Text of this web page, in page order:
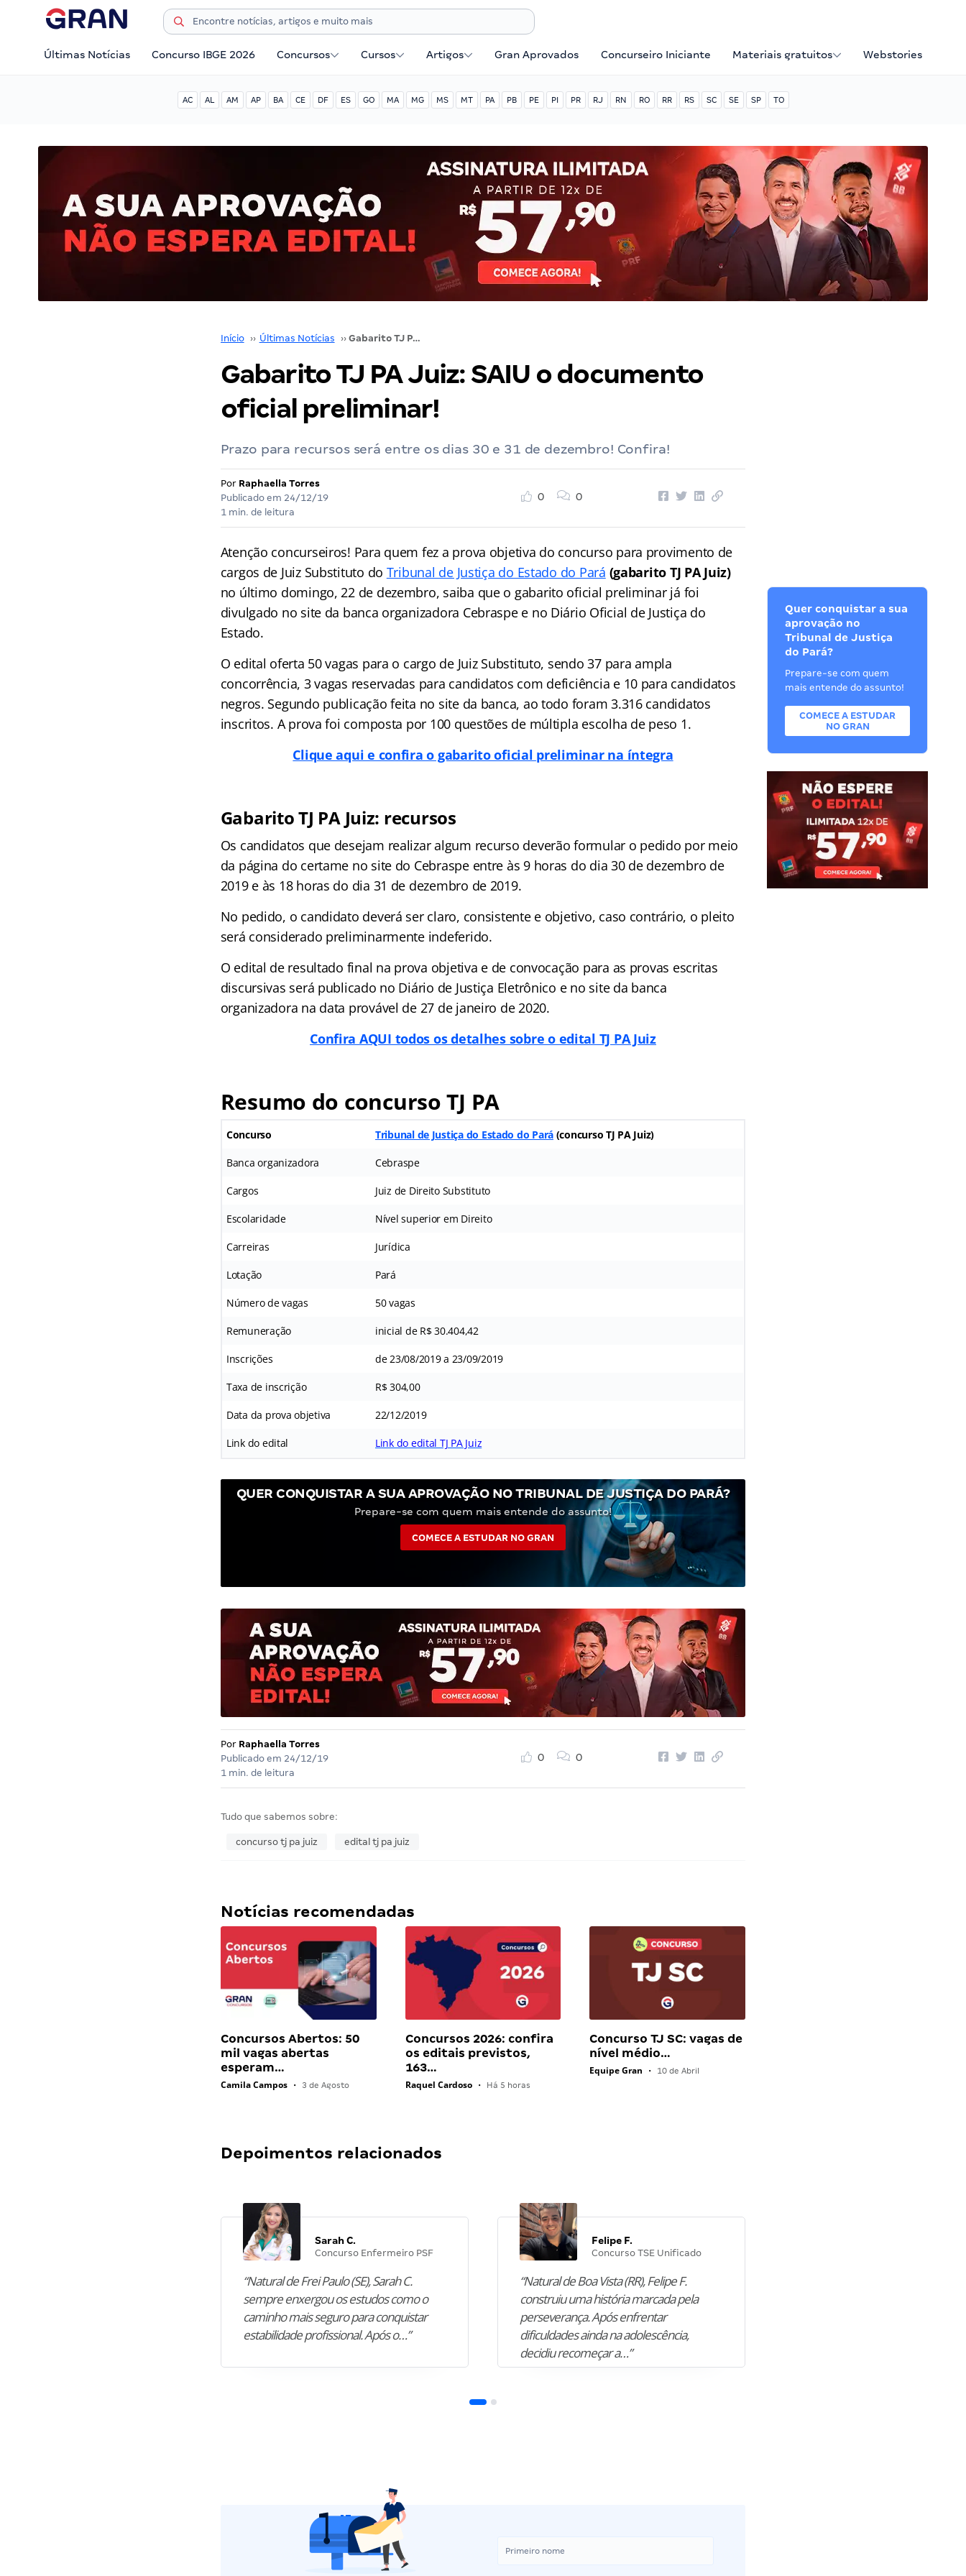
Últimas Notícias Concurso IBGE 2026 Concursos Cursos Artigos Gran Aprovados Concurseiro Iniciante Materiais gratuitos Webstories
AC AL AM AP BA CE DF ES GO MA MG MS MT PA PB PE PI PR RJ RN RO RR RS SC SE SP TO
Início ›› Últimas Notícias ›› Gabarito TJ PA Juiz: SAIU o documento oficial preliminar!
Gabarito TJ PA Juiz: SAIU o documento
oficial preliminar!
Prazo para recursos será entre os dias 30 e 31 de dezembro! Confira!
Por Raphaella Torres
Publicado em 24/12/19
1 min. de leitura
0 0
Atenção concurseiros! Para quem fez a prova objetiva do concurso para provimento de
cargos de Juiz Substituto do Tribunal de Justiça do Estado do Pará (gabarito TJ PA Juiz)
no último domingo, 22 de dezembro, saiba que o gabarito oficial preliminar já foi
divulgado no site da banca organizadora Cebraspe e no Diário Oficial de Justiça do
Estado.
O edital oferta 50 vagas para o cargo de Juiz Substituto, sendo 37 para ampla
concorrência, 3 vagas reservadas para candidatos com deficiência e 10 para candidatos
negros. Segundo publicação feita no site da banca, ao todo foram 3.316 candidatos
inscritos. A prova foi composta por 100 questões de múltipla escolha de peso 1.
Clique aqui e confira o gabarito oficial preliminar na íntegra
Gabarito TJ PA Juiz: recursos
Os candidatos que desejam realizar algum recurso deverão formular o pedido por meio
da página do certame no site do Cebraspe entre às 9 horas do dia 30 de dezembro de
2019 e às 18 horas do dia 31 de dezembro de 2019.
No pedido, o candidato deverá ser claro, consistente e objetivo, caso contrário, o pleito
será considerado preliminarmente indeferido.
O edital de resultado final na prova objetiva e de convocação para as provas escritas
discursivas será publicado no Diário de Justiça Eletrônico e no site da banca
organizadora na data provável de 27 de janeiro de 2020.
Confira AQUI todos os detalhes sobre o edital TJ PA Juiz
Resumo do concurso TJ PA
Concurso Tribunal de Justiça do Estado do Pará (concurso TJ PA Juiz)
Banca organizadora Cebraspe
Cargos Juiz de Direito Substituto
Escolaridade Nível superior em Direito
Carreiras Jurídica
Lotação Pará
Número de vagas 50 vagas
Remuneração inicial de R$ 30.404,42
Inscrições de 23/08/2019 a 23/09/2019
Taxa de inscrição R$ 304,00
Data da prova objetiva 22/12/2019
Link do edital Link do edital TJ PA Juiz
QUER CONQUISTAR A SUA APROVAÇÃO NO TRIBUNAL DE JUSTIÇA DO PARÁ?
Prepare-se com quem mais entende do assunto!
COMECE A ESTUDAR NO GRAN
Por Raphaella Torres
Publicado em 24/12/19
1 min. de leitura
0 0
Tudo que sabemos sobre:
concurso tj pa juiz edital tj pa juiz
Notícias recomendadas
Concursos Abertos: 50
mil vagas abertas
esperam…
Camila Campos • 3 de Agosto
Concursos 2026: confira
os editais previstos,
163…
Raquel Cardoso • Há 5 horas
Concurso TJ SC: vagas de
nível médio…
Equipe Gran • 10 de Abril
Depoimentos relacionados
Sarah C.
Concurso Enfermeiro PSF
“Natural de Frei Paulo (SE), Sarah C.
sempre enxergou os estudos como o
caminho mais seguro para conquistar
estabilidade profissional. Após o…”
Felipe F.
Concurso TSE Unificado
“Natural de Boa Vista (RR), Felipe F.
construiu uma história marcada pela
perseverança. Após enfrentar
dificuldades ainda na adolescência,
decidiu recomeçar a…”
Quer conquistar a sua
aprovação no
Tribunal de Justiça
do Pará?
Prepare-se com quem
mais entende do assunto!
COMECE A ESTUDAR
NO GRAN